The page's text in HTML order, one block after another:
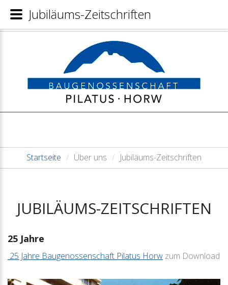
Startseite / Über uns / Jubiläums-Zeitschriften
JUBILÄUMS-ZEITSCHRIFTEN
25 Jahre
25 Jahre Baugenossenschaft Pilatus Horw zum Download
Jubiläums-Zeitschriften